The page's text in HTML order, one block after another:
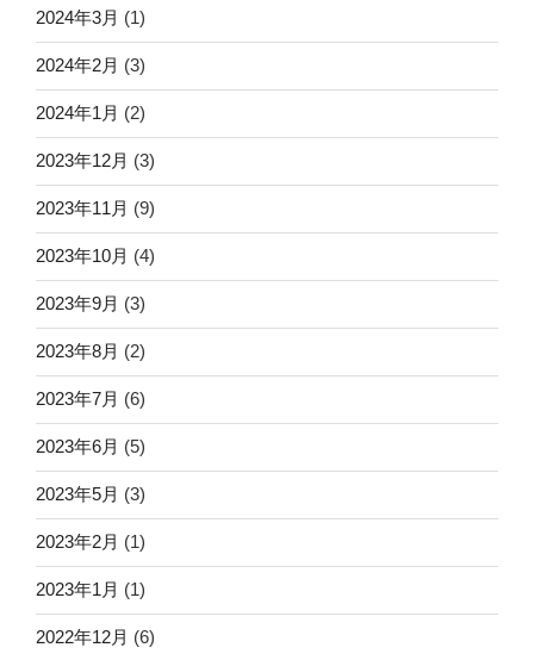
2024年3月 (1)
2024年2月 (3)
2024年1月 (2)
2023年12月 (3)
2023年11月 (9)
2023年10月 (4)
2023年9月 (3)
2023年8月 (2)
2023年7月 (6)
2023年6月 (5)
2023年5月 (3)
2023年2月 (1)
2023年1月 (1)
2022年12月 (6)